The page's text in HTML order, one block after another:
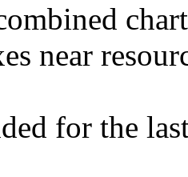
near
for the